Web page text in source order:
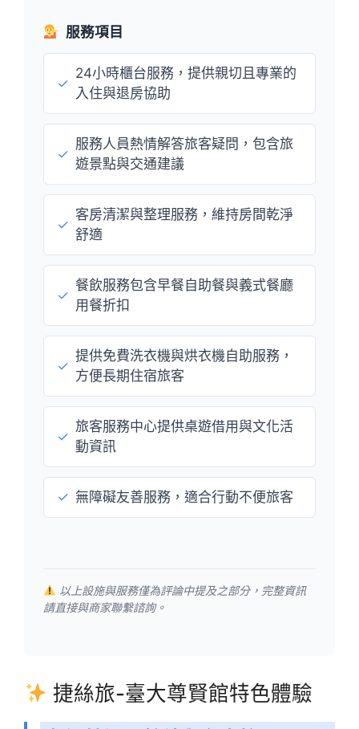
服務項目
✓
24小時櫃台服務，提供親切且專業的
入住與退房協助
✓
服務人員熱情解答旅客疑問，包含旅
遊景點與交通建議
✓
客房清潔與整理服務，維持房間乾淨
舒適
✓
餐飲服務包含早餐自助餐與義式餐廳
用餐折扣
✓
提供免費洗衣機與烘衣機自助服務，
方便長期住宿旅客
✓
旅客服務中心提供桌遊借用與文化活
動資訊
✓ 無障礙友善服務，適合行動不便旅客
以上設施與服務僅為評論中提及之部分，完整資訊
請直接與商家聯繫諮詢。
捷絲旅-臺大尊賢館特色體驗